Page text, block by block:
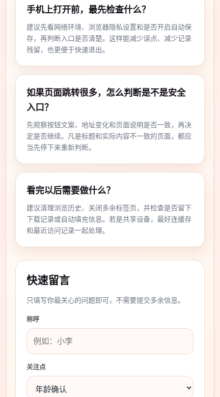
手机上打开前，最先检查什么？
建议先看网络环境、浏览器隐私设置和是否开启自动保
存，再判断入口是否清楚。这样能减少误点、减少记录
残留，也更便于快速退出。
如果页面跳转很多，怎么判断是不是安全
入口？
先观察按钮文案、地址变化和页面说明是否一致，再决
定是否继续。凡是标题和实际内容不一致的页面，都应
当先停下来重新判断。
看完以后需要做什么？
建议清理浏览历史、关闭多余标签页，并检查是否留下
下载记录或自动填充信息。若是共享设备，最好连缓存
和最近访问记录一起处理。
快速留言
只填写你最关心的问题即可，不需要提交多余信息。
称呼
关注点